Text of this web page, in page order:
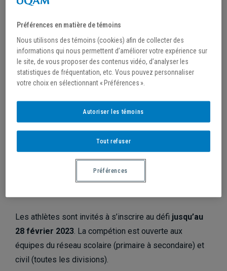
primaire jusqu’au collégial, se déroulera le temps d’une
journée. Toutes les prestations seront jugées par des
officiels fédérés. Desspottersseront sur le tapis pour
assurer la sécurité de vos athlètes. Une bourse de
500$ sera remise à l’équipe scolaire ayant réussi à
catégories confondues.
Date :Dimanche 26 mars 2023
Centre sportif de l’UQAM
TARIF ET INSCRIPTIONS
Les athlètes sont invités à s’inscrire au défi jusqu’au
28 février 2023. La compétion est ouverte aux
équipes du réseau scolaire (primaire à secondaire) et
civil (toutes les divisions).
Préférences en matière de témoins
Nous utilisons des témoins (cookies) afin de collecter des
informations qui nous permettent d’améliorer votre expérience sur
le site, de vous proposer des contenus vidéo, d’analyser les
statistiques de fréquentation, etc. Vous pouvez personnaliser
votre choix en sélectionnant « Préférences ».
Tout refuser
Autoriser les témoins
Préférences